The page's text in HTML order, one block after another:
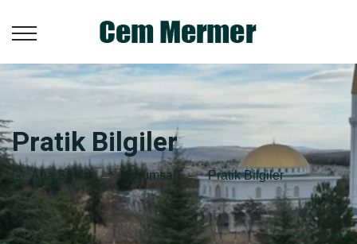
Pratik Bilgiler
Ana Sayfa → Kurumsal → Pratik Bilgiler